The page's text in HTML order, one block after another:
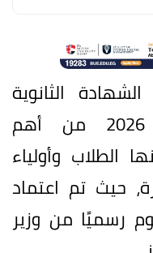
الثانوية
الزراعية برقم الجلوس 2026 من أهم
الطلاب وأولياء
حيث تم اعتماد
رسميًا من وزير